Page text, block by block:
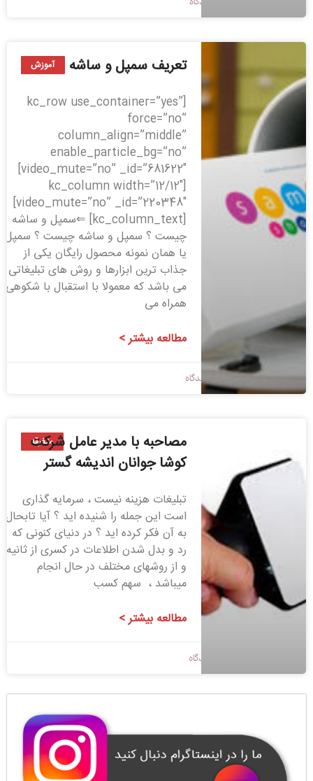
آموزش تعریف سمپل و ساشه
[kc_row use_container=”yes”
force=”no”
column_align=”middle”
enable_particle_bg=”no”
video_mute=”no” _id=”681622″]
[kc_column width=”12/12″
video_mute=”no” _id=”220348″]
[kc_column_text] ⇐سمپل و ساشه
چیست ؟ سمپل و ساشه چیست ؟ سمپل
یا همان نمونه محصول رایگان یکی از
جذاب ترین ابزارها و روش های تبلیغاتی
می باشد که معمولا با استقبال با شکوهی
همراه می
مطالعه بیشتر >
1397/12/23 بدون دیدگاه
متفرقه
مصاحبه با مدیر عامل شرکت
کوشا جوانان اندیشه گستر
تبلیغات هزینه نیست ، سرمایه گذاری
است این جمله را شنیده اید ؟ آیا تابحال
به آن فکر کرده اید ؟ در دنیای کنونی که
رد و بدل شدن اطلاعات در کسری از ثانیه
و از روشهای مختلف در حال انجام
میباشد ، سهم کسب
مطالعه بیشتر >
بدون دیدگاه